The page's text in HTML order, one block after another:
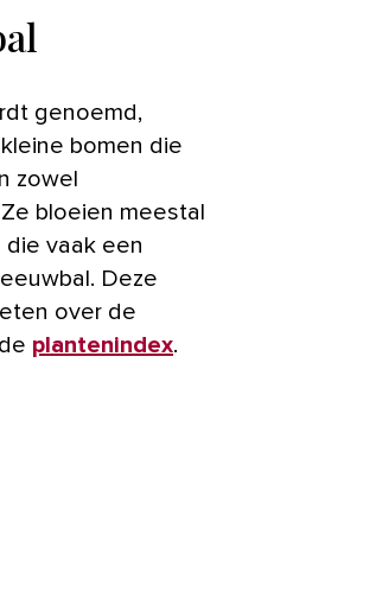
genoemd,
bomen die
zowel
bloeien meestal
vaak een
Deze
over de
plantenindex.